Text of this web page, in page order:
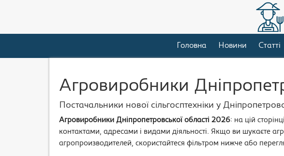
Головна Новини Статті
Агровиробники
Постачальники нової сільгосптехніки у
Агровиробники Дніпропетровської області 2026: на цій
контактами, адресами і видами діяльності. Якщо ви шукаєте
агропроизводителей, скористайтеся фільтром нижче або